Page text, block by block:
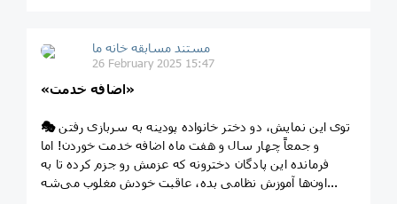
مستند مسابقه خانه ما
26 February 2025 15:47
«اضافه خدمت»
🎭توی این نمایش، دو دختر خانواده پودینه به سربازی رفتن
و جمعاً چهار سال و هفت ماه اضافه خدمت خوردن! اما
فرمانده این پادگان دخترونه که عزمش رو جزم کرده تا به
اون‌ها آموزش نظامی بده، عاقبت خودش مغلوب می‌شه...